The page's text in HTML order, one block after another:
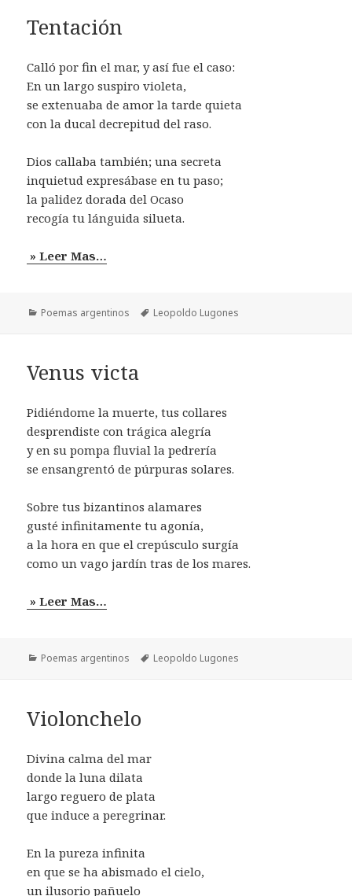
Tentación
Calló por fin el mar, y así fue el caso:
En un largo suspiro violeta,
se extenuaba de amor la tarde quieta
con la ducal decrepitud del raso.
Dios callaba también; una secreta
inquietud expresábase en tu paso;
la palidez dorada del Ocaso
recogía tu lánguida silueta.
» Leer Mas…
Categorías
Poemas argentinos Etiquetas
Leopoldo Lugones
Venus victa
Pidiéndome la muerte, tus collares
desprendiste con trágica alegría
y en su pompa fluvial la pedrería
se ensangrentó de púrpuras solares.
Sobre tus bizantinos alamares
gusté infinitamente tu agonía,
a la hora en que el crepúsculo surgía
como un vago jardín tras de los mares.
» Leer Mas…
Categorías
Poemas argentinos Etiquetas
Leopoldo Lugones
Violonchelo
Divina calma del mar
donde la luna dilata
largo reguero de plata
que induce a peregrinar.
En la pureza infinita
en que se ha abismado el cielo,
un ilusorio pañuelo